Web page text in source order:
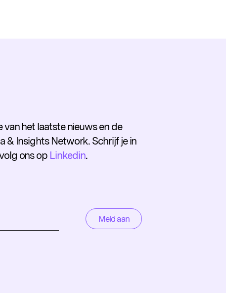
het laatste nieuws en de
& Insights Network. Schrijf je in
ons op Linkedin.